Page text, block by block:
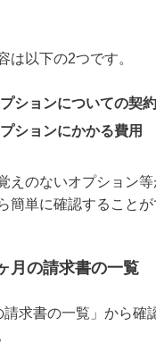
は以下の2つです。
ションについての契
ションにかかる費用
えのないオプション
簡単に確認することが
月の請求書の一覧
請求書の一覧」から確